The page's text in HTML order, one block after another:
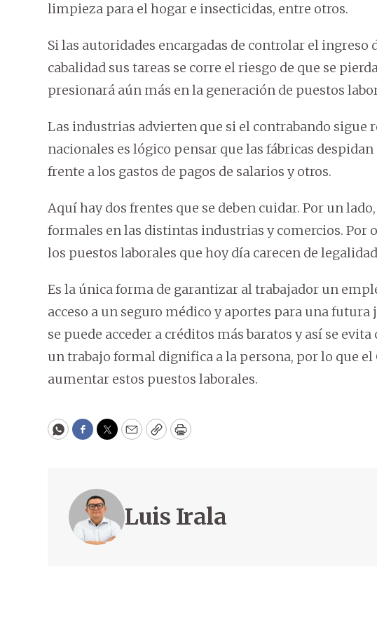
limpieza para el hogar e insecticidas, entre otros.
Si las autoridades encargadas de controlar el ingreso
cabalidad sus tareas se corre el riesgo de que se
presionará aún más en la generación de puestos
Las industrias advierten que si el contrabando sigue
nacionales es lógico pensar que las fábricas
frente a los gastos de pagos de salarios y otros.
Aquí hay dos frentes que se deben cuidar. Por un
formales en las distintas industrias y comercios. Por
los puestos laborales que hoy día carecen de
Es la única forma de garantizar al trabajador un
acceso a un seguro médico y aportes para una
se puede acceder a créditos más baratos y así se
un trabajo formal dignifica a la persona, por lo que
aumentar estos puestos laborales.
WhatsApp
Facebook
Twitter
EmailCopyPrint
Luis Irala